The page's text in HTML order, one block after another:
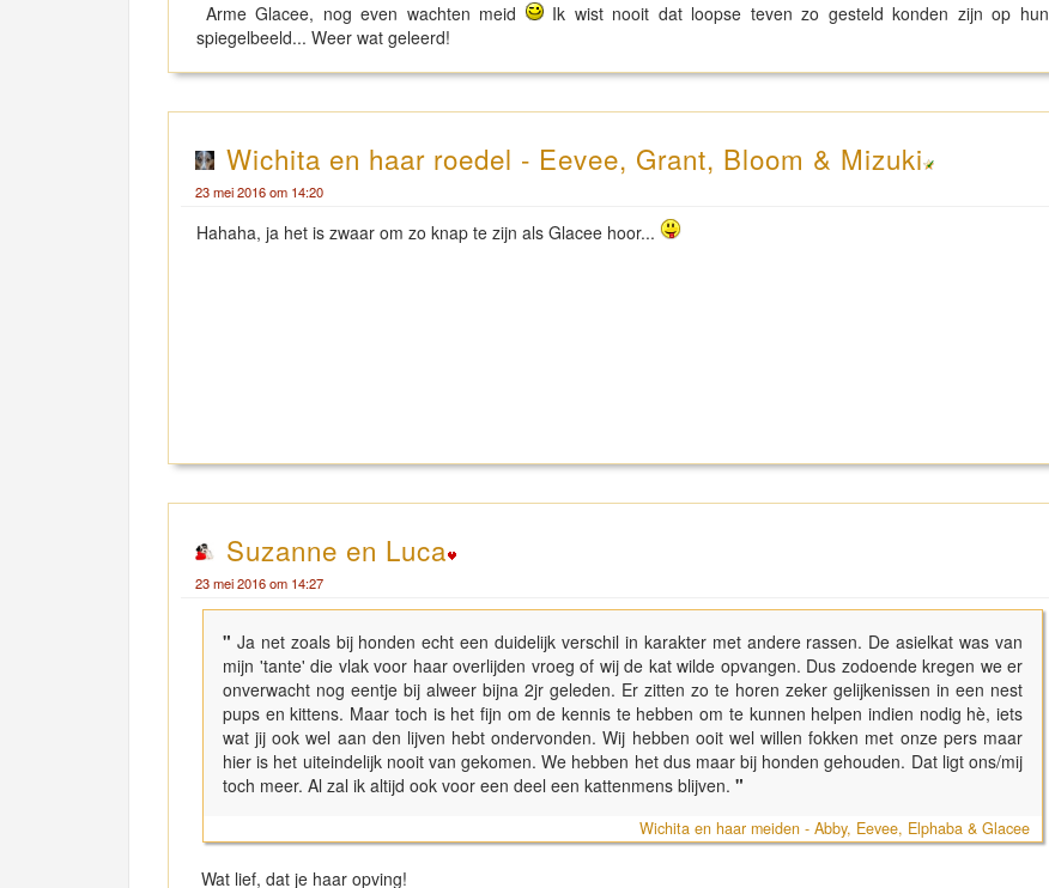
Arme Glacee, nog even wachten meid
Ik wist nooit dat loopse teven zo gesteld konden zijn op hun
spiegelbeeld... Weer wat geleerd!
Wichita en haar roedel - Eevee, Grant, Bloom & Mizuki
23 mei 2016 om 14:20
Hahaha, ja het is zwaar om zo knap te zijn als Glacee hoor...
Suzanne en Luca
23 mei 2016 om 14:27
" Ja net zoals bij honden echt een duidelijk verschil in karakter met andere rassen. De asielkat was van
mijn 'tante' die vlak voor haar overlijden vroeg of wij de kat wilde opvangen. Dus zodoende kregen we er
onverwacht nog eentje bij alweer bijna 2jr geleden. Er zitten zo te horen zeker gelijkenissen in een nest
pups en kittens. Maar toch is het fijn om de kennis te hebben om te kunnen helpen indien nodig hè, iets
wat jij ook wel aan den lijven hebt ondervonden. Wij hebben ooit wel willen fokken met onze pers maar
hier is het uiteindelijk nooit van gekomen. We hebben het dus maar bij honden gehouden. Dat ligt ons/mij
toch meer. Al zal ik altijd ook voor een deel een kattenmens blijven. "
Wichita en haar meiden - Abby, Eevee, Elphaba & Glacee
Wat lief, dat je haar opving!